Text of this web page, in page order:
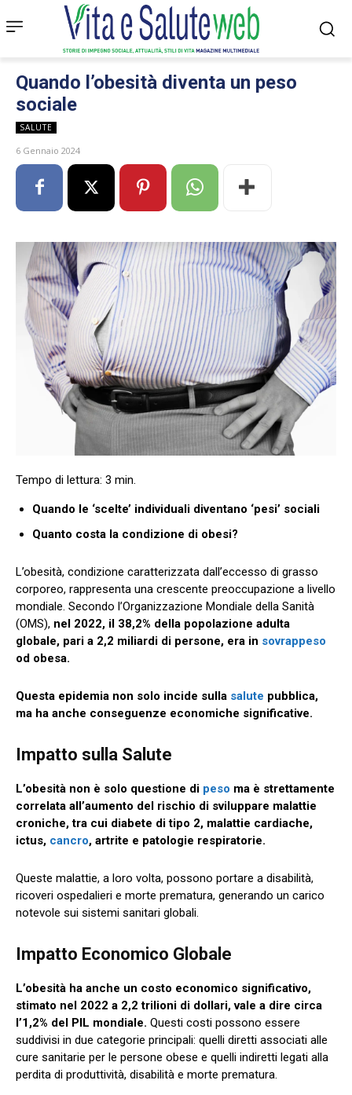
Quando l’obesità diventa un peso
sociale
SALUTE
6 Gennaio 2024
Quando le ‘scelte’ individuali diventano ‘pesi’ sociali
Quanto costa la condizione di obesi?
L’obesità, condizione caratterizzata dall’eccesso di grasso
corporeo, rappresenta una crescente preoccupazione a livello
mondiale. Secondo l’Organizzazione Mondiale della Sanità
(OMS), nel 2022, il 38,2% della popolazione adulta
globale, pari a 2,2 miliardi di persone, era in sovrappeso
od obesa.
Questa epidemia non solo incide sulla salute pubblica,
ma ha anche conseguenze economiche significative.
Impatto sulla Salute
L’obesità non è solo questione di peso ma è strettamente
correlata all’aumento del rischio di sviluppare malattie
croniche, tra cui diabete di tipo 2, malattie cardiache,
ictus, cancro, artrite e patologie respiratorie.
Queste malattie, a loro volta, possono portare a disabilità,
ricoveri ospedalieri e morte prematura, generando un carico
notevole sui sistemi sanitari globali.
Impatto Economico Globale
L’obesità ha anche un costo economico significativo,
stimato nel 2022 a 2,2 trilioni di dollari, vale a dire circa
l’1,2% del PIL mondiale. Questi costi possono essere
suddivisi in due categorie principali: quelli diretti associati alle
cure sanitarie per le persone obese e quelli indiretti legati alla
perdita di produttività, disabilità e morte prematura.